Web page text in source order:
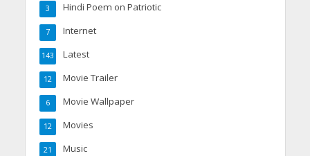
Hindi Poem on Patriotic
3
Internet
7
Latest
143
Movie Trailer
12
Movie Wallpaper
6
Movies
12
Music
21